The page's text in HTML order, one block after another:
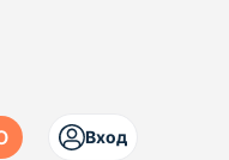
Вход